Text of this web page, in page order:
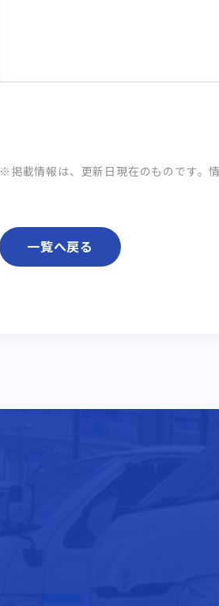
※掲載情報は、更新日現在のものです。
一覧へ戻る